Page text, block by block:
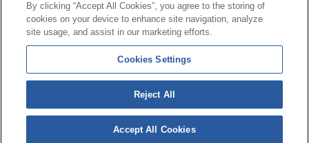
Línea Universal 900 203 203|Zona Privada Comisión de
Prestaciones Especiales
|Zona Privada Proveedor
Sanitario
© Mutua Universal 2026 | Mapa del sitio | Aviso legal
Política de Protección de Datos
cookies
Síguenos en:
By clicking “Accept All Cookies”, you agree to the storing of
cookies on your device to enhance site navigation, analyze
site usage, and assist in our marketing efforts.
Cookies Settings
Reject All
Accept All Cookies